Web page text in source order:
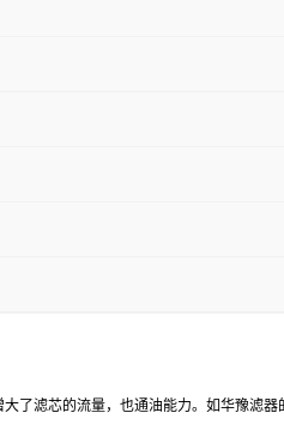
滤芯的流量，也通油能力。如华豫滤器